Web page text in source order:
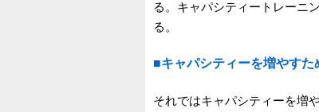
る。キャパシティートレーニ
る。
■キャパシティーを増やす
それではキャパシティーを増